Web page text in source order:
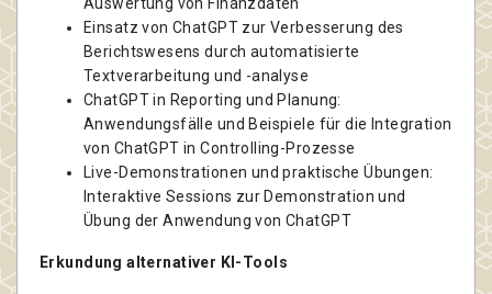
Auswertung von Finanzdaten
Einsatz von ChatGPT zur Verbesserung des
Berichtswesens durch automatisierte
Textverarbeitung und -analyse
ChatGPT in Reporting und Planung:
Anwendungsfälle und Beispiele für die Integration
von ChatGPT in Controlling-Prozesse
Live-Demonstrationen und praktische Übungen:
Interaktive Sessions zur Demonstration und
Übung der Anwendung von ChatGPT
Erkundung alternativer KI-Tools